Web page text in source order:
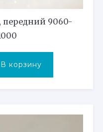
9060-
В корзину